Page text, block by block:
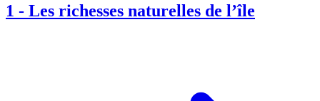
1 - Les richesses naturelles de l’île